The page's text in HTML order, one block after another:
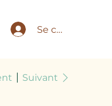
Se connecter
Suivant